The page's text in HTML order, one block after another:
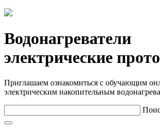
Водонагреватели
электрические
Приглашаем ознакомиться с обучающим
электрическим накопительным